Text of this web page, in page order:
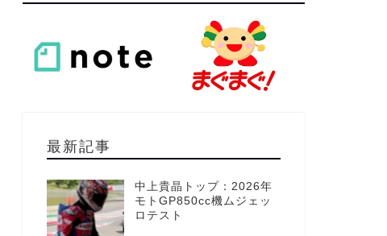
最新記事
中上貴晶トップ：2026年
モトGP850cc機ムジェッ
ロテスト